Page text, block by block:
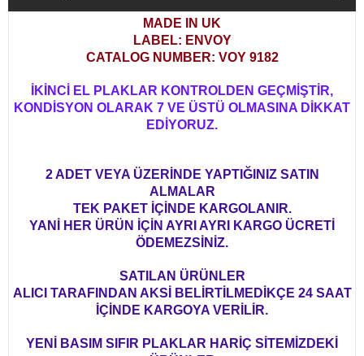
MADE IN UK
LABEL: ENVOY
CATALOG NUMBER: VOY 9182
İKİNCİ EL PLAKLAR KONTROLDEN GEÇMİŞTİR,
KONDİSYON OLARAK 7 VE ÜSTÜ OLMASINA DİKKAT
EDİYORUZ.
2 ADET VEYA ÜZERİNDE YAPTIĞINIZ SATIN
ALMALAR
TEK PAKET İÇİNDE KARGOLANIR.
YANİ HER ÜRÜN İÇİN AYRI AYRI KARGO ÜCRETİ
ÖDEMEZSİNİZ.
SATILAN ÜRÜNLER
ALICI TARAFINDAN AKSİ BELİRTİLMEDİKÇE 24 SAAT
İÇİNDE KARGOYA VERİLİR.
YENİ BASIM SIFIR PLAKLAR HARİÇ SİTEMİZDEKİ